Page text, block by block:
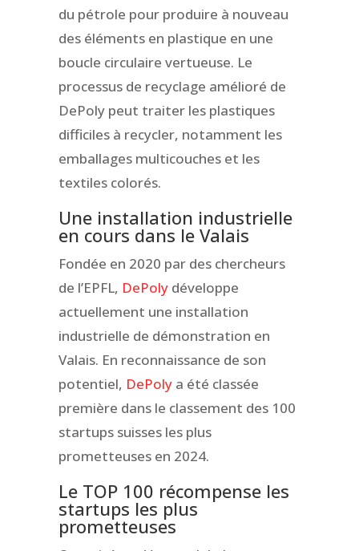
du pétrole pour produire à nouveau
des éléments en plastique en une
boucle circulaire vertueuse. Le
processus de recyclage amélioré de
DePoly peut traiter les plastiques
difficiles à recycler, notamment les
emballages multicouches et les
textiles colorés.
Une installation industrielle
en cours dans le Valais
Fondée en 2020 par des chercheurs
de l’EPFL, DePoly développe
actuellement une installation
industrielle de démonstration en
Valais. En reconnaissance de son
potentiel, DePoly a été classée
première dans le classement des 100
startups suisses les plus
prometteuses en 2024.
Le TOP 100 récompense les
startups les plus
prometteuses